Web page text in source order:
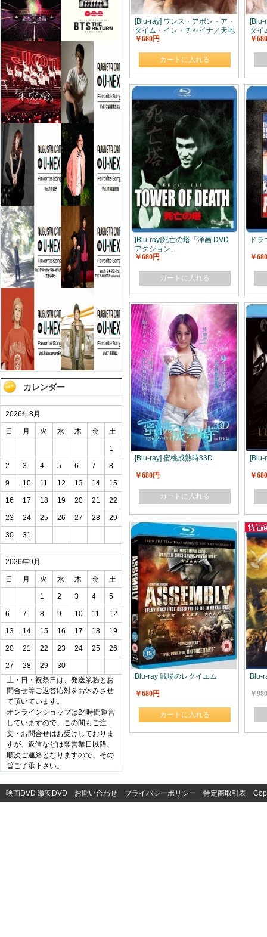
カレンダー
2026年8月
日 月 火 水 木 金 土
1
2 3 4 5 6 7 8
9 10 11 12 13 14 15
16 17 18 19 20 21 22
23 24 25 26 27 28 29
30 31
2026年9月
日 月 火 水 木 金 土
1 2 3 4 5
6 7 8 9 10 11 12
13 14 15 16 17 18 19
20 21 22 23 24 25 26
27 28 29
30
土・日・祝祭日は、発送業務とお
問合せ等ご返答応対をお休みさせ
て頂いています。
オンラインショップは24時間運営
していますので、この間もご注
文・お問合せはお受けしておりま
すが、返信などは翌営業日以降、
順次ご連絡となりますので、その
旨ご了承下さい。
[Blu-ray] ワンス・アポン・ア・
タイム・イン・チャイナ／天地
大乱
￥680円
カートに入れる
[Blu-
タイ
黎明
￥
[Blu-ray]死亡の塔「洋画 DVD
アクション」
￥680円
カートに入れる
ド
￥
[Blu-ray] 蜜桃成熟時33D
￥680円
カートに入れる
[Blu-
￥
Blu-ray 戦場のレクイエム
￥680円
カートに入れる
Blu-
￥
映画DVD 激安DVD お問い合わせ プライバシーポリシー 特定商取引表